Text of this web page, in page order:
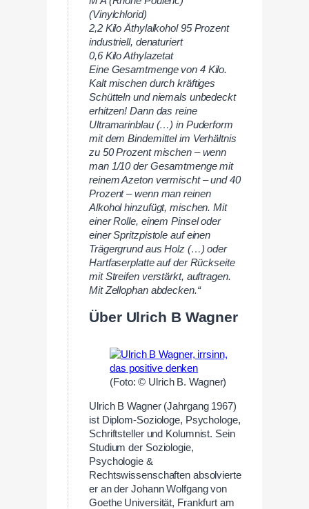
(Vinylchlorid)
2,2 Kilo Äthylalkohol 95 Prozent
industriell, denaturiert
0,6 Kilo Athylazetat
Eine Gesamtmenge von 4 Kilo.
Kalt mischen durch kräftiges
Schütteln und niemals unbedeckt
erhitzen! Dann das reine
Ultramarinblau (…) in Puderform
mit dem Bindemittel im Verhältnis
zu 50 Prozent mischen – wenn
man 1/10 der Gesamtmenge mit
reinem Azeton vermischt – und 40
Prozent – wenn man reinen
Alkohol hinzufügt, mischen. Mit
einer Rolle, einem Pinsel oder
einer Spritzpistole auf einen
Trägergrund aus Holz (…) oder
Hartfaserplatte auf der Rückseite
mit Streifen verstärkt, auftragen.
Mit Zellophan abdecken.“
Über Ulrich B Wagner
(Foto: © Ulrich B. Wagner)
Ulrich B Wagner (Jahrgang 1967)
ist Diplom-Soziologe, Psychologe,
Schriftsteller und Kolumnist. Sein
Studium der Soziologie,
Psychologie &
Rechtswissenschaften absolvierte
er an der Johann Wolfgang von
Goethe Universität, Frankfurt am